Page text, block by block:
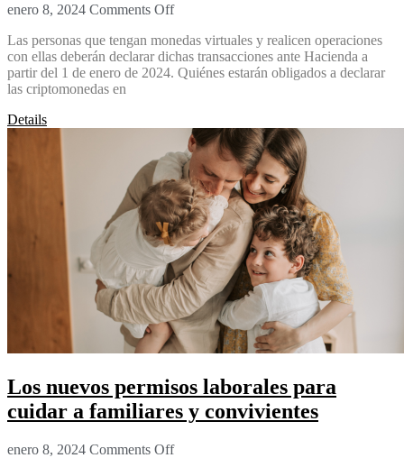
enero 8, 2024 Comments Off
Las personas que tengan monedas virtuales y realicen operaciones
con ellas deberán declarar dichas transacciones ante Hacienda a
partir del 1 de enero de 2024. Quiénes estarán obligados a declarar
las criptomonedas en
Details
Los nuevos permisos laborales para
cuidar a familiares y convivientes
enero 8, 2024 Comments Off